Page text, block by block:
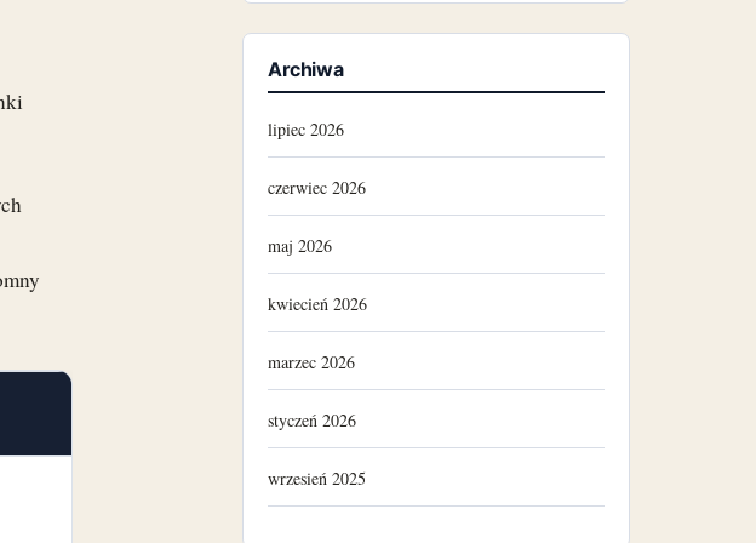
Archiwa
lipiec 2026
czerwiec 2026
maj 2026
kwiecień 2026
marzec 2026
styczeń 2026
wrzesień 2025